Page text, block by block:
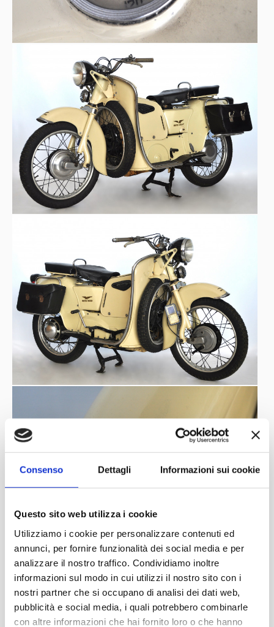
Consenso Dettagli Informazioni sui cookie
Questo sito web utilizza i cookie
Utilizziamo i cookie per personalizzare contenuti ed
annunci, per fornire funzionalità dei social media e per
analizzare il nostro traffico. Condividiamo inoltre
informazioni sul modo in cui utilizzi il nostro sito con i
nostri partner che si occupano di analisi dei dati web,
pubblicità e social media, i quali potrebbero combinarle
con altre informazioni che hai fornito loro o che hanno